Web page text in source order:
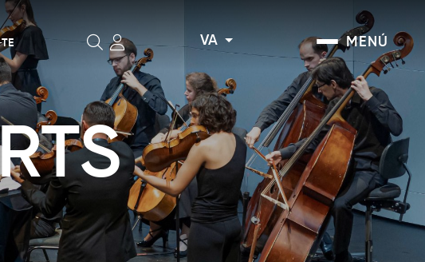
MENÚ
VA
Cerca